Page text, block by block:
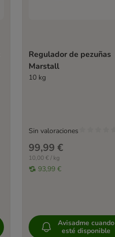
Regulador de pezuñas
Marstall
10 kg
99,99 €
10,00 € / kg
93,99 €
Sin valoraciones
Avisadme cuando
esté disponible